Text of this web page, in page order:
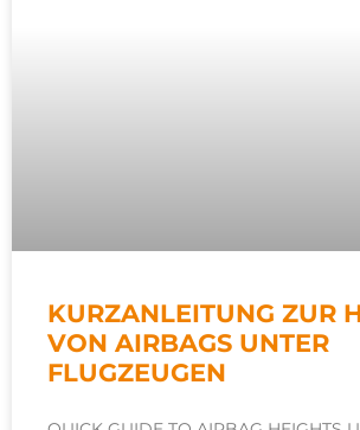
KURZANLEITUNG ZUR
VON AIRBAGS UNTER
FLUGZEUGEN